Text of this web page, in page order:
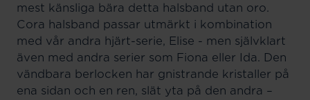
mest känsliga bära detta halsband utan oro.
Cora halsband passar utmärkt i kombination
med vår andra hjärt-serie, Elise - men självklart
även med andra serier som Fiona eller Ida. Den
vändbara berlocken har gnistrande kristaller på
ena sidan och en ren, slät yta på den andra –